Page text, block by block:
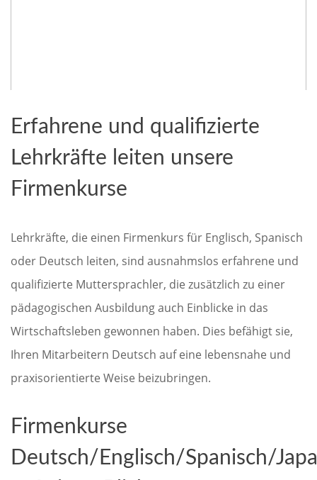
Erfahrene und qualifizierte
Lehrkräfte leiten unsere
Firmenkurse
Lehrkräfte, die einen Firmenkurs für Englisch, Spanisch
oder Deutsch leiten, sind ausnahmslos erfahrene und
qualifizierte Muttersprachler, die zusätzlich zu einer
pädagogischen Ausbildung auch Einblicke in das
Wirtschaftsleben gewonnen haben. Dies befähigt sie,
Ihren Mitarbeitern Deutsch auf eine lebensnahe und
praxisorientierte Weise beizubringen.
Firmenkurse
Deutsch/Englisch/Spanisch/